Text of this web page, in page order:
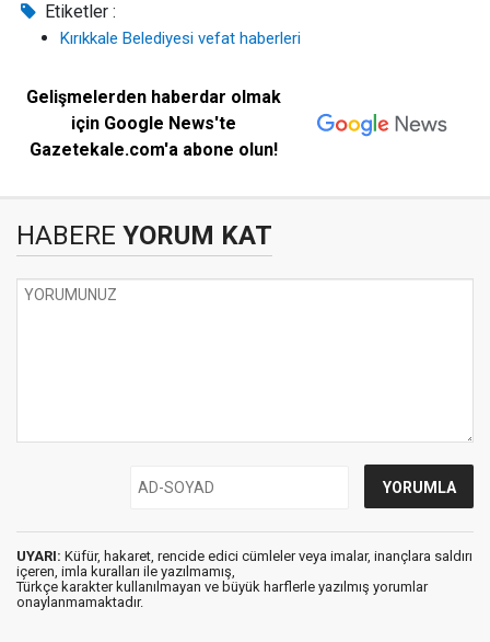
Etiketler :
Kırıkkale Belediyesi vefat haberleri
Gelişmelerden haberdar olmak
için Google News'te
Gazetekale.com'a abone olun!
HABERE YORUM KAT
UYARI: Küfür, hakaret, rencide edici cümleler veya imalar, inançlara saldırı
içeren, imla kuralları ile yazılmamış,
Türkçe karakter kullanılmayan ve büyük harflerle yazılmış yorumlar
onaylanmamaktadır.